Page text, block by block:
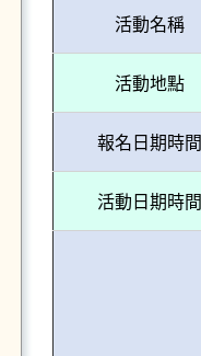
活動名稱
活動地點
報名日期時間
活動日期時間